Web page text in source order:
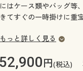
はケース類やバッグ等
てすぐの一時掛けに重宝
っと詳しく見る
52,900円(税込)